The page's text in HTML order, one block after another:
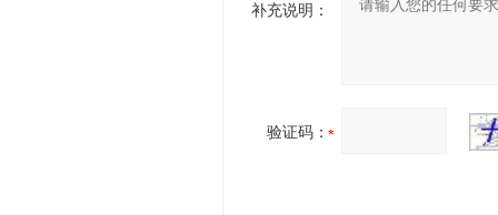
补充说明：
验证码：